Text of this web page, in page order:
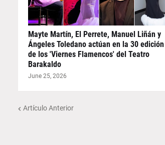
Mayte Martín, El Perrete, Manuel Liñán y
Ángeles Toledano actúan en la 30 edición
de los 'Viernes Flamencos' del Teatro
Barakaldo
June 25, 2026
Artículo Anterior